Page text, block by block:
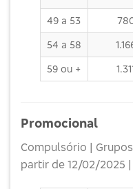
49 a 53
54 a 58
59 ou +
Promocional
Compulsório |
partir de 12/02/2025